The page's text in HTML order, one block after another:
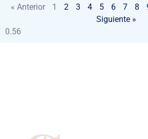
« Anterior 1 2 3 4 5 6 7 8
Siguiente »